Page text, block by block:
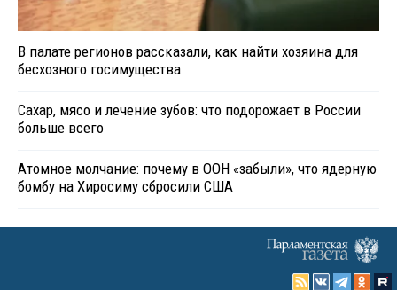
В палате регионов рассказали, как найти хозяина для
бесхозного госимущества
Сахар, мясо и лечение зубов: что подорожает в России
больше всего
Атомное молчание: почему в ООН «забыли», что ядерную
бомбу на Хиросиму сбросили США